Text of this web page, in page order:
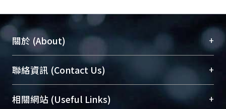
關於 (About) +
臺大位居世界頂尖大學之列，為永久珍藏及向國際
展現本校豐碩的研究成果及學術能量，圖書館整合
機構典藏（NTUR）與學術庫（AH）不同功能平
聯絡資訊 (Contact Us) +
總館學科館員(Main Library)
相關網站 (Useful Links) +